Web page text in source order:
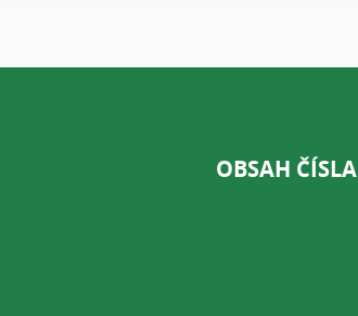
OBSAH ČÍSLA